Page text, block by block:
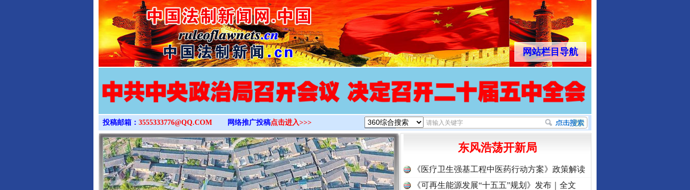
>
网站栏目导航
投稿邮箱： 3555333776@QQ.COM 网络推广投稿点击进入>>>
东风浩荡开新局
《医疗卫生强基工程中医药行动方案》政策解读
《可再生能源发展“十五五”规划》发布｜全文